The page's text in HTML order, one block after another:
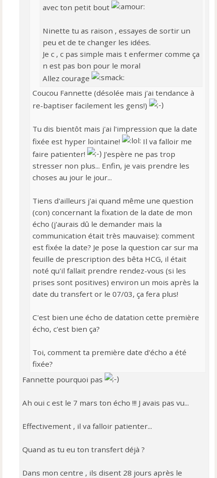
avec ton petit bout
Ninette tu as raison , essayes de sortir un
peu et de te changer les idées.
Je c , c pas simple mais t enfermer comme ça
n est pas bon pour le moral
Allez courage
Coucou Fannette (désolée mais j'ai tendance à
re-baptiser facilement les gens!)
Tu dis bientôt mais j'ai l'impression que la date
fixée est hyper lointaine!
Il va falloir me
faire patienter!
J'espère ne pas trop
stresser non plus... Enfin, je vais prendre les
choses au jour le jour...
Tiens d'ailleurs j'ai quand même une question
(con) concernant la fixation de la date de mon
écho (j'aurais dû le demander mais la
communication était très mauvaise): comment
est fixée la date? Je pose la question car sur ma
feuille de prescription des bêta HCG, il était
noté qu'il fallait prendre rendez-vous (si les
prises sont positives) environ un mois après la
date du transfert or le 07/03, ça fera plus!
C'est bien une écho de datation cette première
écho, c'est bien ça?
Toi, comment ta première date d'écho a été
fixée?
Fannette pourquoi pas
Ah oui c est le 7 mars ton écho !!! J avais pas vu...
Effectivement , il va falloir patienter...
Quand as tu eu ton transfert déjà ?
Dans mon centre , ils disent 28 jours après le